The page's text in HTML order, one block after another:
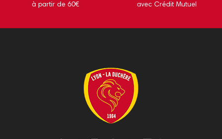
à partir de 60€
avec Crédit Mutuel